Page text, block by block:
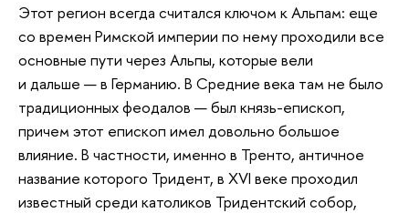
Этот регион всегда считался ключом к Альпам: еще
со времен Римской империи по нему проходили все
основные пути через Альпы, которые вели
и дальше — в Германию. В Средние века там не было
традиционных феодалов — был князь-епископ,
причем этот епископ имел довольно большое
влияние. В частности, именно в Тренто, античное
название которого Тридент, в XVI веке проходил
известный среди католиков Тридентский собор,